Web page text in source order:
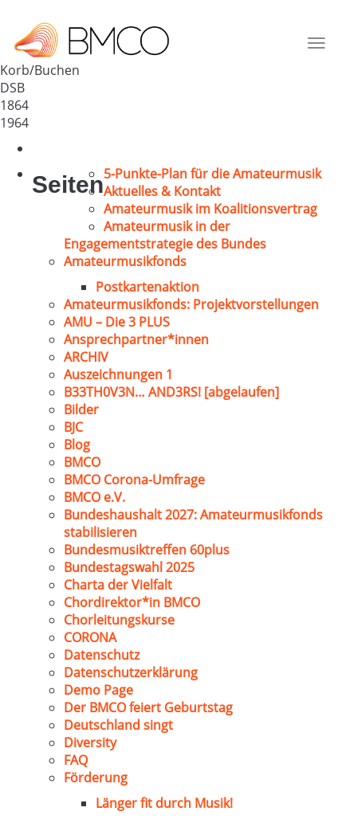
Toggle
Deutschland
71404
Korb/Buchen
DSB
1864
1964
Seiten5-Punkte-Plan für die Amateurmusik
Aktuelles & Kontakt
Amateurmusik im Koalitionsvertrag
Amateurmusik in der
Engagementstrategie des Bundes
Amateurmusikfonds
Postkartenaktion
Amateurmusikfonds: Projektvorstellungen
AMU – Die 3 PLUS
Ansprechpartner*innen
ARCHIV
Auszeichnungen 1
B33TH0V3N… AND3RS! [abgelaufen]
Bilder
BJC
Blog
BMCO
BMCO Corona-Umfrage
BMCO e.V.
Bundeshaushalt 2027: Amateurmusikfonds
stabilisieren
Bundesmusiktreffen 60plus
Bundestagswahl 2025
Charta der Vielfalt
Chordirektor*in BMCO
Chorleitungskurse
CORONA
Datenschutz
Datenschutzerklärung
Demo Page
Der BMCO feiert Geburtstag
Deutschland singt
Diversity
FAQ
Förderung
Länger fit durch Musik!